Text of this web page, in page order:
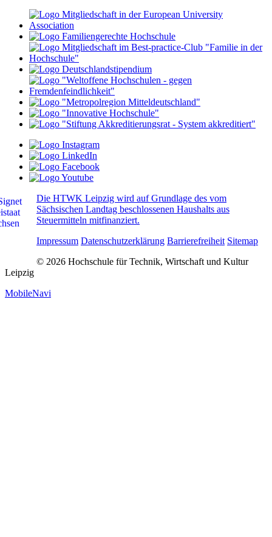
Die HTWK Leipzig wird auf Grundlage des vom
Sächsischen Landtag beschlossenen Haushalts aus
Steuermitteln mitfinanziert.
Impressum Datenschutzerklärung Barrierefreiheit Sitemap
© 2026 Hochschule für Technik, Wirtschaft und Kultur
Leipzig
MobileNavi